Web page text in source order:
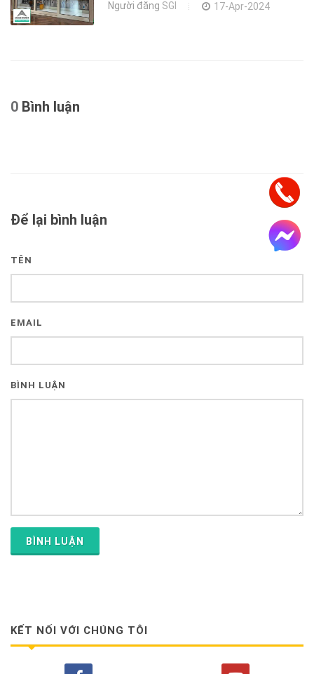
Người đăng SGI 17-Apr-2024
0 Bình luận
Để lại bình luận
TÊN
EMAIL
BÌNH LUẬN
BÌNH LUẬN
KẾT NỐI VỚI CHÚNG TÔI